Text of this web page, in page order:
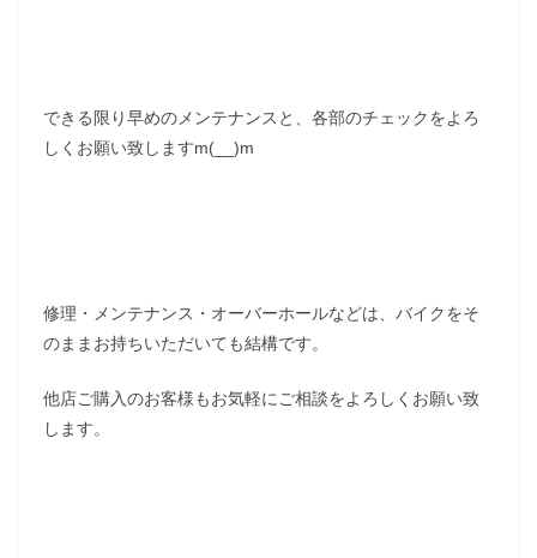
できる限り早めのメンテナンスと、各部のチェックをよろ
しくお願い致しますm(__)m
修理・メンテナンス・オーバーホールなどは、バイクをそ
のままお持ちいただいても結構です。
他店ご購入のお客様もお気軽にご相談をよろしくお願い致
します。